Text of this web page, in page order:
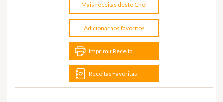
Mais receitas deste Chef
Adicionar aos favoritos
Imprimir Receita
Receitas Favoritas